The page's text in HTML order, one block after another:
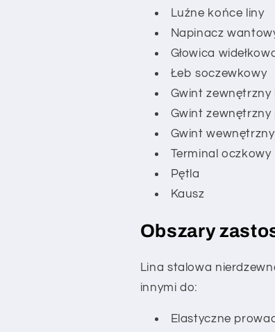
Luźne końce liny
Napinacz
Głowica
Łeb soczewkowy
Gwint zewnętrzny
Gwint zewnętrzny
Gwint wewnętrzny
Terminal oczkowy
Pętla
Kausz
Obszary
Lina stalowa
innymi do:
Elastyczne